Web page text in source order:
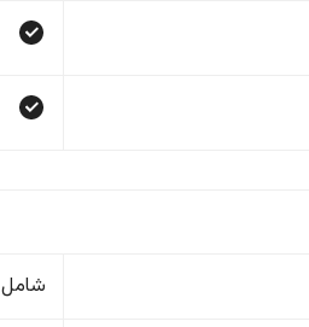
شامل